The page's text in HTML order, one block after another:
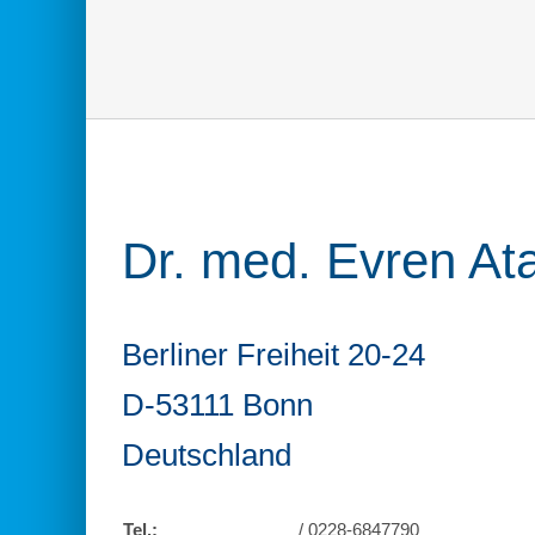
Dr. med. Evren
Berliner Freiheit 20-24
D-53111 Bonn
Deutschland
Tel.: / 0228-6847790